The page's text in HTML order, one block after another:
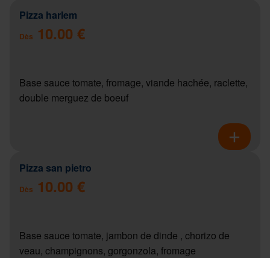
Pizza harlem
Dès 10.00 €
Base sauce tomate, fromage, viande hachée, raclette,
double merguez de boeuf
Pizza san pietro
Dès 10.00 €
Base sauce tomate, jambon de dinde , chorizo de
veau, champignons, gorgonzola, fromage